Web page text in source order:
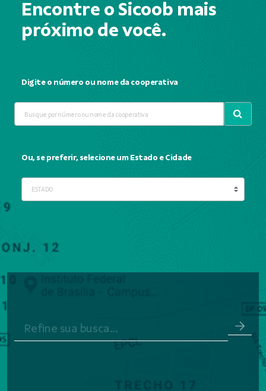
Encontre o Sicoob mais
próximo de você.
Digite o número ou nome da cooperativa
Ou, se preferir, selecione um Estado e Cidade